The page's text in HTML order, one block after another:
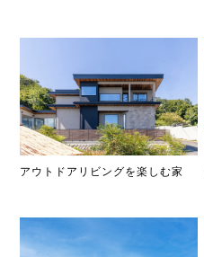
アウトドアリビングを楽しむ家